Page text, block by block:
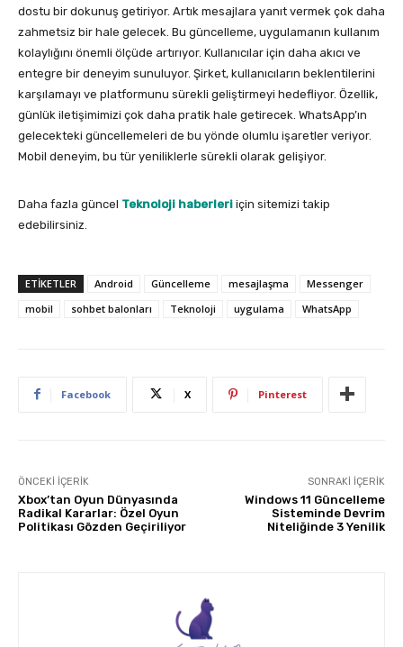
dostu bir dokunuş getiriyor. Artık mesajlara yanıt vermek çok daha
zahmetsiz bir hale gelecek. Bu güncelleme, uygulamanın kullanım
kolaylığını önemli ölçüde artırıyor. Kullanıcılar için daha akıcı ve
entegre bir deneyim sunuluyor. Şirket, kullanıcıların beklentilerini
karşılamayı ve platformunu sürekli geliştirmeyi hedefliyor. Özellik,
günlük iletişimimizi çok daha pratik hale getirecek. WhatsApp’ın
gelecekteki güncellemeleri de bu yönde olumlu işaretler veriyor.
Mobil deneyim, bu tür yeniliklerle sürekli olarak gelişiyor.
Daha fazla güncel Teknoloji haberleri için sitemizi takip
edebilirsiniz.
ETIKETLER Android Güncelleme mesajlaşma
Messenger
mobil
sohbet balonları Teknoloji uygulama WhatsApp
Facebook X Pinterest
ÖNCEKI İÇERIK
Xbox’tan Oyun Dünyasında
Radikal Kararlar: Özel Oyun
Politikası Gözden Geçiriliyor
SONRAKI İÇERIK
Windows 11 Güncelleme
Sisteminde Devrim
Niteliğinde 3 Yenilik